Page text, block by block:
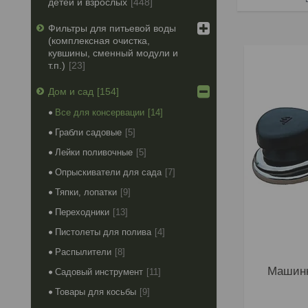
детей и взрослых 448
Фильтры для питьевой воды
(комплексная очистка,
кувшины, сменный модули и
т.п.)
23
Дом и сад 154
Все для консервации
14
Грабли садовые
5
Лейки поливочные
5
Опрыскиватели для сада
7
Тяпки, лопатки 9
Переходники
13
Пистолеты для полива 4
Распылители 8
Садовый инструмент
11
Товары для косьбы 9